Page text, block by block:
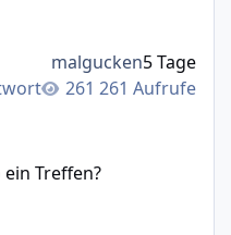
261 Aufrufe
malgucken5 Tage
Treffen?